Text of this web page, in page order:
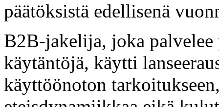
päätöksistä edellisenä
B2B-jakelija, joka
käytäntöjä, käytti
käyttöönoton